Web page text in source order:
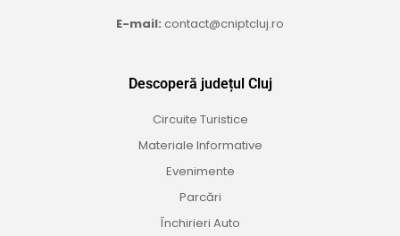
E-mail: contact@cniptcluj.ro
Descoperă județul Cluj
Circuite Turistice
Materiale Informative
Evenimente
Parcări
Închirieri Auto